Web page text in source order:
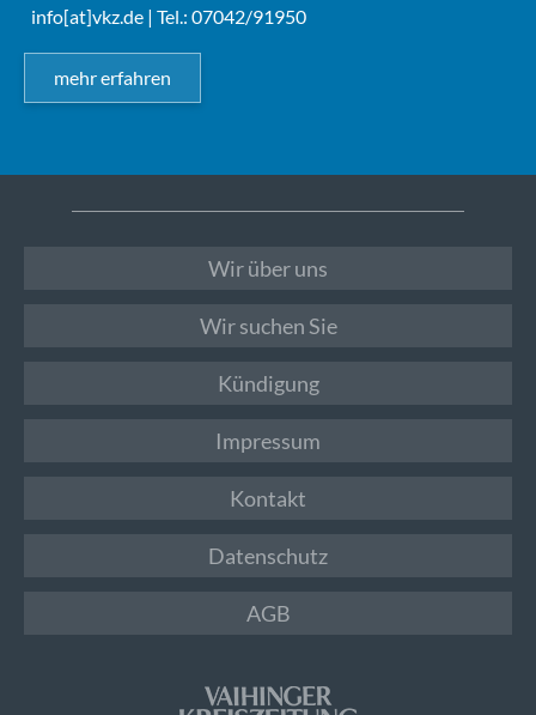
info[at]vkz.de | Tel.: 07042/91950
mehr erfahren
Wir über uns
Wir suchen Sie
Kündigung
Impressum
Kontakt
Datenschutz
AGB